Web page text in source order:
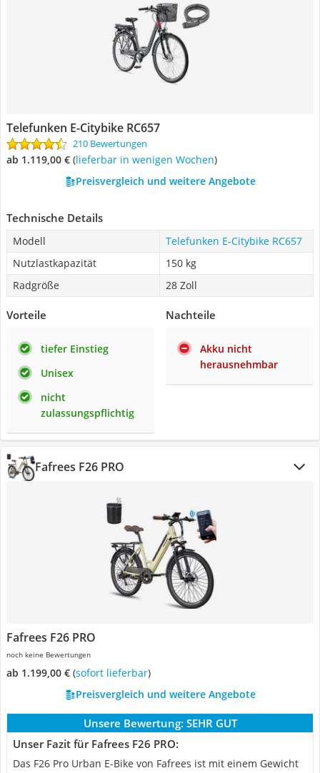
Telefunken E-Citybike RC657
210 Bewertungen
ab 1.119,00 € ( Lieferbar in wenigen Wochen)
Preisvergleich und weitere Angebote
Technische Details
Modell
Telefunken E-Citybike RC657
Nutzlastkapazität
150 kg
Radgröße
28 Zoll
Vorteile
tiefer Einstieg
Unisex
nicht
zulassungspflichtig
Nachteile
Akku nicht
herausnehmbar
Fafrees F26 PRO
Fafrees F26 PRO
noch keine Bewertungen
ab 1.199,00 € ( Sofort lieferbar)
Preisvergleich und weitere Angebote
Unsere Bewertung: SEHR GUT
Unser Fazit für Fafrees F26 PRO:
Das F26 Pro Urban E-Bike von Fafrees ist mit einem Gewicht